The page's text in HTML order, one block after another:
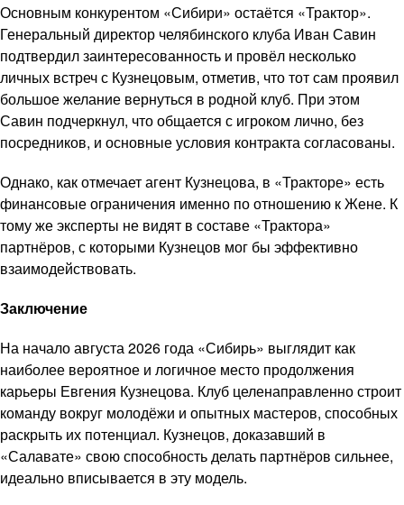
Основным конкурентом «Сибири» остаётся «Трактор».
Генеральный директор челябинского клуба Иван Савин
подтвердил заинтересованность и провёл несколько
личных встреч с Кузнецовым, отметив, что тот сам проявил
большое желание вернуться в родной клуб. При этом
Савин подчеркнул, что общается с игроком лично, без
посредников, и основные условия контракта согласованы.
Однако, как отмечает агент Кузнецова, в «Тракторе» есть
финансовые ограничения именно по отношению к Жене. К
тому же эксперты не видят в составе «Трактора»
партнёров, с которыми Кузнецов мог бы эффективно
взаимодействовать.
Заключение
На начало августа 2026 года «Сибирь» выглядит как
наиболее вероятное и логичное место продолжения
карьеры Евгения Кузнецова. Клуб целенаправленно строит
команду вокруг молодёжи и опытных мастеров, способных
раскрыть их потенциал. Кузнецов, доказавший в
«Салавате» свою способность делать партнёров сильнее,
идеально вписывается в эту модель.